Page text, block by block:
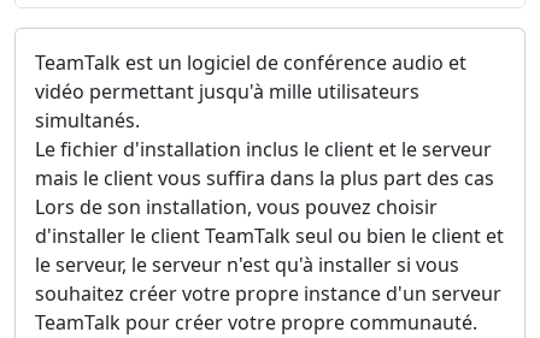
TeamTalk est un logiciel de conférence audio et
vidéo permettant jusqu'à mille utilisateurs
simultanés.
Le fichier d'installation inclus le client et le serveur
mais le client vous suffira dans la plus part des cas
Lors de son installation, vous pouvez choisir
d'installer le client TeamTalk seul ou bien le client et
le serveur, le serveur n'est qu'à installer si vous
souhaitez créer votre propre instance d'un serveur
TeamTalk pour créer votre propre communauté.